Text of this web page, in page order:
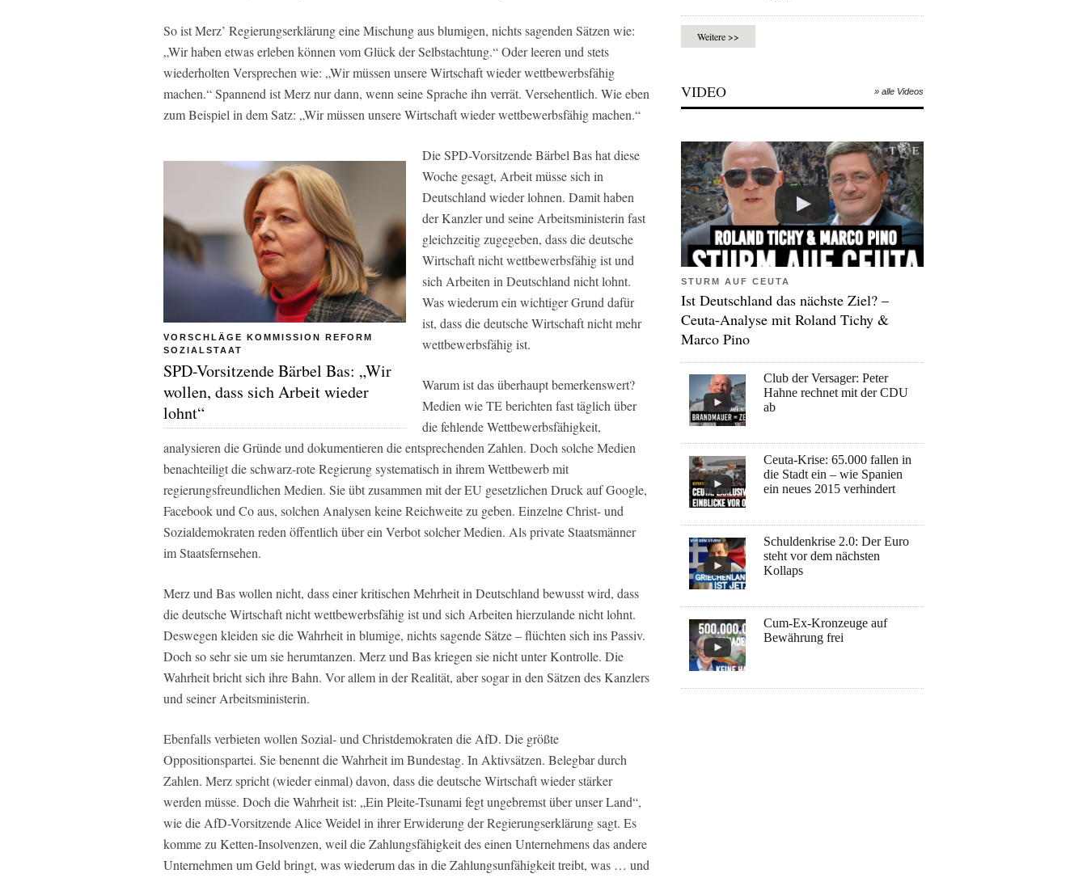
So ist Merz’ Regierungserklärung eine Mischung aus blumigen, nichts sagenden Sätzen wie:
„Wir haben etwas erleben können vom Glück der Selbstachtung.“ Oder leeren und stets
wiederholten Versprechen wie: „Wir müssen unsere Wirtschaft wieder wettbewerbsfähig
machen.“ Spannend ist Merz nur dann, wenn seine Sprache ihn verrät. Versehentlich. Wie eben
zum Beispiel in dem Satz: „Wir müssen unsere Wirtschaft wieder wettbewerbsfähig machen.“
VORSCHLÄGE KOMMISSION REFORM
SOZIALSTAAT
SPD-Vorsitzende Bärbel Bas: „Wir
wollen, dass sich Arbeit wieder
lohnt“
Die SPD-Vorsitzende Bärbel Bas hat diese
Woche gesagt, Arbeit müsse sich in
Deutschland wieder lohnen. Damit haben
der Kanzler und seine Arbeitsministerin fast
gleichzeitig zugegeben, dass die deutsche
Wirtschaft nicht wettbewerbsfähig ist und
sich Arbeiten in Deutschland nicht lohnt.
Was wiederum ein wichtiger Grund dafür
ist, dass die deutsche Wirtschaft nicht mehr
wettbewerbsfähig ist.
Warum ist das überhaupt bemerkenswert?
Medien wie TE berichten fast täglich über
die fehlende Wettbewerbsfähigkeit,
analysieren die Gründe und dokumentieren die entsprechenden Zahlen. Doch solche Medien
benachteiligt die schwarz-rote Regierung systematisch in ihrem Wettbewerb mit
regierungsfreundlichen Medien. Sie übt zusammen mit der EU gesetzlichen Druck auf Google,
Facebook und Co aus, solchen Analysen keine Reichweite zu geben. Einzelne Christ- und
Sozialdemokraten reden öffentlich über ein Verbot solcher Medien. Als private Staatsmänner
im Staatsfernsehen.
Merz und Bas wollen nicht, dass einer kritischen Mehrheit in Deutschland bewusst wird, dass
die deutsche Wirtschaft nicht wettbewerbsfähig ist und sich Arbeiten hierzulande nicht lohnt.
Deswegen kleiden sie die Wahrheit in blumige, nichts sagende Sätze – flüchten sich ins Passiv.
Doch so sehr sie um sie herumtanzen. Merz und Bas kriegen sie nicht unter Kontrolle. Die
Wahrheit bricht sich ihre Bahn. Vor allem in der Realität, aber sogar in den Sätzen des Kanzlers
und seiner Arbeitsministerin.
Ebenfalls verbieten wollen Sozial- und Christdemokraten die AfD. Die größte
Oppositionspartei. Sie benennt die Wahrheit im Bundestag. In Aktivsätzen. Belegbar durch
Zahlen. Merz spricht (wieder einmal) davon, dass die deutsche Wirtschaft wieder stärker
werden müsse. Doch die Wahrheit ist: „Ein Pleite-Tsunami fegt ungebremst über unser Land“,
wie die AfD-Vorsitzende Alice Weidel in ihrer Erwiderung der Regierungserklärung sagt. Es
komme zu Ketten-Insolvenzen, weil die Zahlungsfähigkeit des einen Unternehmens das andere
Unternehmen um Geld bringt, was wiederum das in die Zahlungsunfähigkeit treibt, was … und
Weitere >>
VIDEO » alle Videos
STURM AUF CEUTA
Ist Deutschland das nächste Ziel? –
Ceuta-Analyse mit Roland Tichy &
Marco Pino
Club der Versager: Peter
Hahne rechnet mit der CDU
ab
Ceuta-Krise: 65.000 fallen in
die Stadt ein – wie Spanien
ein neues 2015 verhindert
Schuldenkrise 2.0: Der Euro
steht vor dem nächsten
Kollaps
Cum-Ex-Kronzeuge auf
Bewährung frei